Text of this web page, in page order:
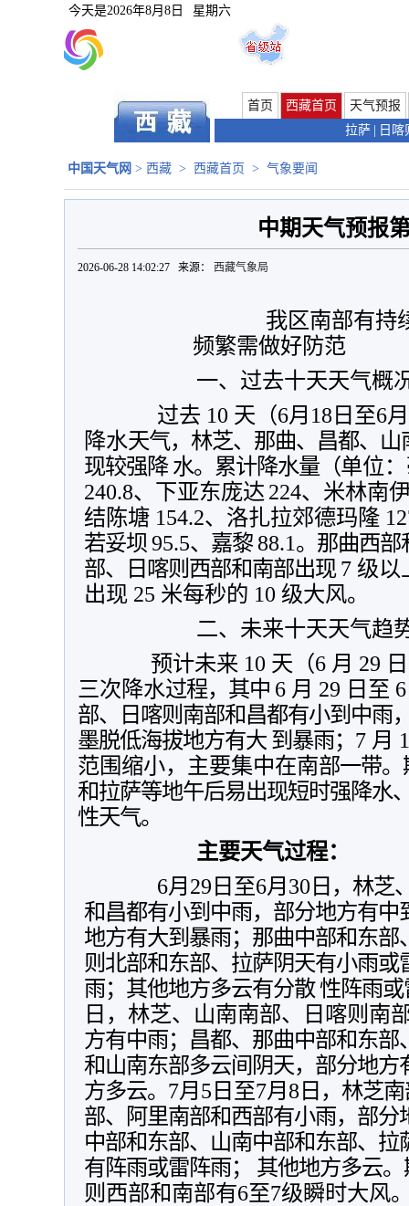
今天是2026年8月8日 星期六
首页 西藏首页
天气预报
拉萨
日喀
中国天气网 > 西藏 > 西藏首页 > 气象要闻
中期天气预报
2026-06-28 14:02:27 来源： 西藏气象局
我区南部有持续
频繁需做好防范
一、过去十天天气概
过去 10 天 （6月 18 日至6月
降水天气，林芝、那曲、昌都、
现较强降水。累计降水量（单位
240.8、 下亚东庞达 224、米林南
结陈塘 154.2、洛扎拉郊德玛隆
若妥坝 95.5、嘉黎88.1。那曲西部
部、日喀则西部和南部出现7 级以
出现 25 米每秒的 10 级大风。
二、未来十天天气趋
预计未来 10 天（6 月 29
三次降水过程，其中 6 月 29 日至
部、日喀则南部和昌都有小到中雨
墨脱低海拔地方有大 到暴雨； 7 月
范围缩小，主要集中在南部一带
和拉萨等地午后易出现短时强降水
性天气。
主要天气过程：
6月29日至6月30 日，林芝
和昌都有小到中雨，部分地方有
地方有大到暴雨；那曲中部和东部
则北部和东部、拉萨阴天有小雨或
雨；其他地方多云有分散性阵雨
日，林芝、山南南部、日喀则南
方有中雨；昌都、那曲中部和东
和山南东部多云间阴天，部分地
方多云。 7月5日至7月8 日，林芝
部、阿里南部和西部有小雨，部
中部和东部、山南中部和东部、
有阵雨或雷阵雨； 其他地方多云。
则西部和南部有6至7级瞬时大风